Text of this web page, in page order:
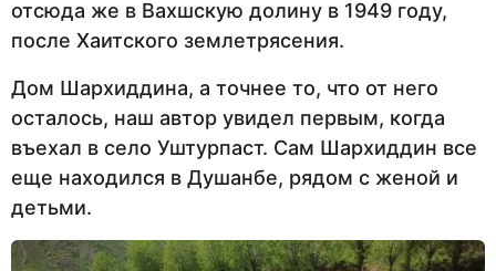
отсюда же в Вахшскую долину в 1949 году,
после Хаитского землетрясения.
Дом Шархиддина, а точнее то, что от него
осталось, наш автор увидел первым, когда
въехал в село Уштурпаст. Сам Шархиддин все
еще находился в Душанбе, рядом с женой и
детьми.